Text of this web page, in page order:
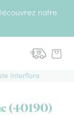
notre
Interflora
(40190)